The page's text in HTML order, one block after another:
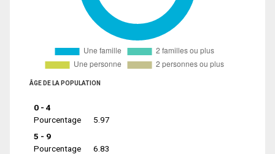
ÂGE DE LA POPULATION
0 - 4
Pourcentage
5.97
5 - 9
Pourcentage
6.83